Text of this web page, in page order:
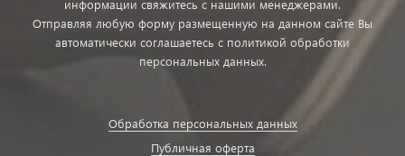
информации свяжитесь с нашими менеджерами.
Отправляя любую форму размещенную на данном сайте Вы
автоматически соглашаетесь с политикой обработки
персональных данных.
Обработка персональных данных
Публичная оферта